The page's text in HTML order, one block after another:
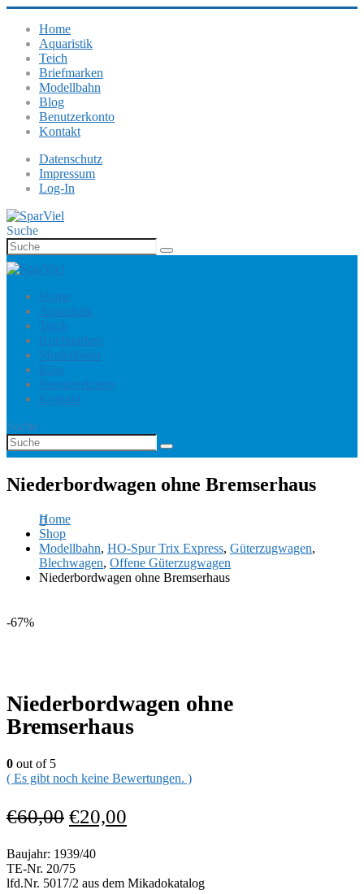
Home
Aquaristik
Teich
Briefmarken
Modellbahn
Blog
Benutzerkonto
Kontakt
Datenschutz
Impressum
Log-In
Suche
Home
Aquaristik
Teich
Briefmarken
Modellbahn
Blog
Benutzerkonto
Kontakt
Suche
Niederbordwagen ohne Bremserhaus
Home
Shop
Modellbahn, HO-Spur Trix Express, Güterzugwagen,
Blechwagen, Offene Güterzugwagen
Niederbordwagen ohne Bremserhaus
-67%
Niederbordwagen ohne
Bremserhaus
0 out of 5
( Es gibt noch keine Bewertungen. )
€60,00 €20,00
Baujahr: 1939/40
TE-Nr. 20/75
lfd.Nr. 5017/2 aus dem Mikadokatalog